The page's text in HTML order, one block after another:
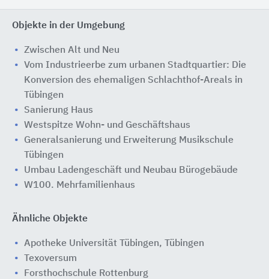
Objekte in der Umgebung
Zwischen Alt und Neu
Vom Industrieerbe zum urbanen Stadtquartier: Die
Konversion des ehemaligen Schlachthof-Areals in
Tübingen
Sanierung Haus
Westspitze Wohn- und Geschäftshaus
Generalsanierung und Erweiterung Musikschule
Tübingen
Umbau Ladengeschäft und Neubau Bürogebäude
W100. Mehrfamilienhaus
Ähnliche Objekte
Apotheke Universität Tübingen, Tübingen
Texoversum
Forsthochschule Rottenburg